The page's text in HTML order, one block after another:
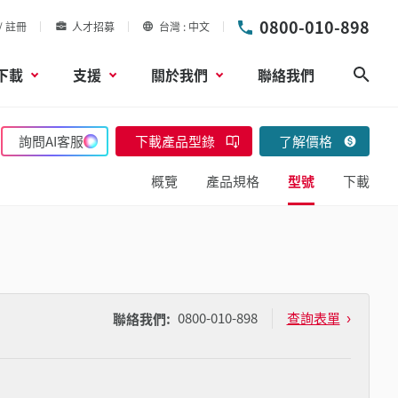
註冊 人才招募 台灣 中文 0800-010-898
載 支援 關於我們 聯絡我們
詢問AI客服 下載產品型錄 了解價格
概覽 產品規格 型號 下載
聯絡我們: 0800-010-898 查詢表單